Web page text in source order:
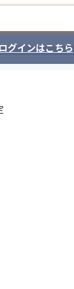
ログインはこちら